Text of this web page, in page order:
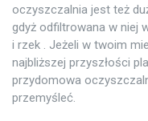
oczyszczalnia jest też
gdyż odfiltrowana w niej
i rzek . Jeżeli w twoim
najbliższej przyszłości
przydomowa
przemyśleć.